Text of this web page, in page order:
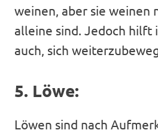
weinen, aber sie weinen
alleine sind. Jedoch hilft
auch, sich
5. Löwe:
Löwen sind nach